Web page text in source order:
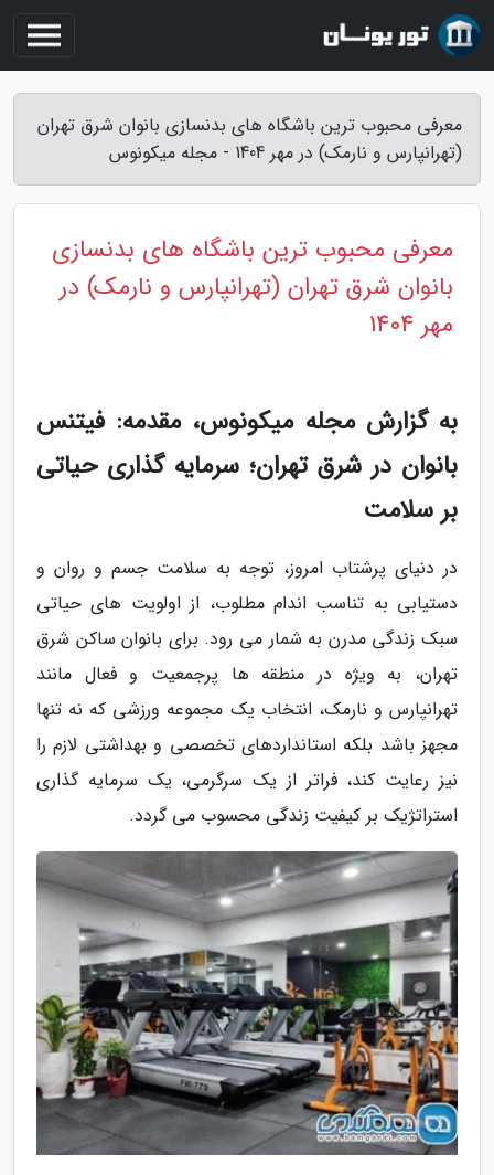
معرفی محبوب ترین باشگاه های بدنسازی بانوان شرق تهران
(تهرانپارس و نارمک) در مهر 1404 - مجله میکونوس
معرفی محبوب ترین باشگاه های بدنسازی
بانوان شرق تهران (تهرانپارس و نارمک) در
مهر 1404
به گزارش مجله میکونوس، مقدمه: فیتنس
بانوان در شرق تهران؛ سرمایه گذاری حیاتی
بر سلامت
در دنیای پرشتاب امروز، توجه به سلامت جسم و روان و
دستیابی به تناسب اندام مطلوب، از اولویت های حیاتی
سبک زندگی مدرن به شمار می رود. برای بانوان ساکن شرق
تهران، به ویژه در منطقه ها پرجمعیت و فعال مانند
تهرانپارس و نارمک، انتخاب یک مجموعه ورزشی که نه تنها
مجهز باشد بلکه استانداردهای تخصصی و بهداشتی لازم را
نیز رعایت کند، فراتر از یک سرگرمی، یک سرمایه گذاری
استراتژیک بر کیفیت زندگی محسوب می گردد.